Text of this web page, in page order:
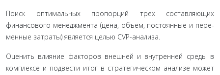
Поиск оптимальных пропорций трех составляющих
финансового менеджмента (цена, объем, постоянные и пере­
менные затраты) является целью CVP-анализа.
Оценить влияние факторов внешней и внутренней сре­ды в
комплексе и подвести итог в стратегическом анализе мо­жет